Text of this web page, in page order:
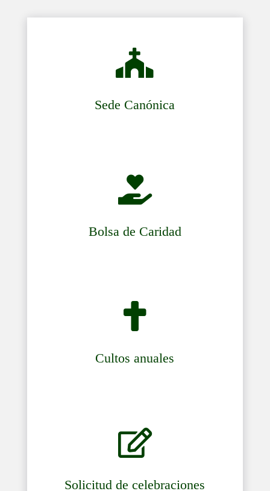

Sede Canónica

Bolsa de Caridad

Cultos anuales

Solicitud de celebraciones